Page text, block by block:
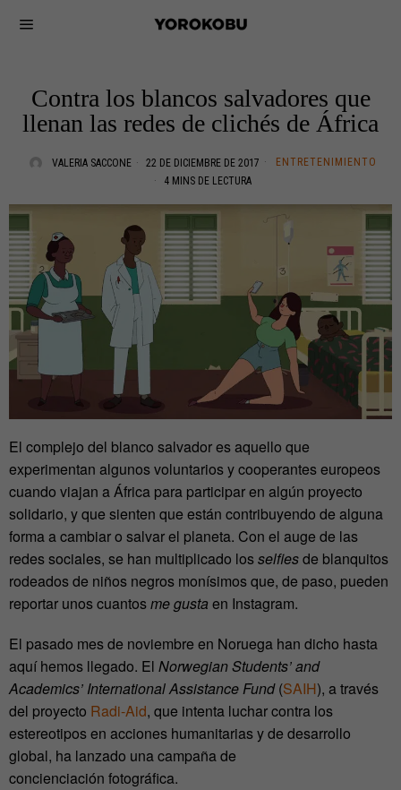
Contra los blancos salvadores que
llenan las redes de clichés de África
VALERIA SACCONE 22 DE DICIEMBRE DE 2017
ENTRETENIMIENTO
4 MINS DE LECTURA
El complejo del blanco salvador es aquello que
experimentan algunos voluntarios y cooperantes europeos
cuando viajan a África para participar en algún proyecto
solidario, y que sienten que están contribuyendo de alguna
forma a cambiar o salvar el planeta. Con el auge de las
redes sociales, se han multiplicado losselfiesde blanquitos
rodeados de niños negros monísimos que, de paso, pueden
reportar unos cuantosme gusta en Instagram.
El pasado mes de noviembre en Noruega han dicho hasta
aquí hemos llegado. El Norwegian Students’ and
Academics’ International Assistance Fund(SAIH), a través
del proyecto Radi-Aid, que intenta luchar contra los
estereotipos en acciones humanitarias y de desarrollo
global, ha lanzado una campaña de
concienciación fotográfica.